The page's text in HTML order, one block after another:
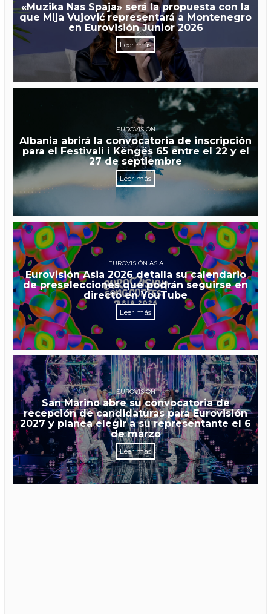
«Muzika Nas Spaja» será la propuesta con la
que Mija Vujović representará a Montenegro
en Eurovisión Junior 2026
Leer más
EUROVISIÓN
Albania abrirá la convocatoria de inscripción
para el Festivali i Këngës 65 entre el 22 y el
27 de septiembre
Leer más
EUROVISIÓN ASIA
Eurovisión Asia 2026 detalla su calendario
de preselecciones que podrán seguirse en
directo en YouTube
Leer más
EUROVISIÓN
San Marino abre su convocatoria de
recepción de candidaturas para Eurovisión
2027 y planea elegir a su representante el 6
de marzo
Leer más